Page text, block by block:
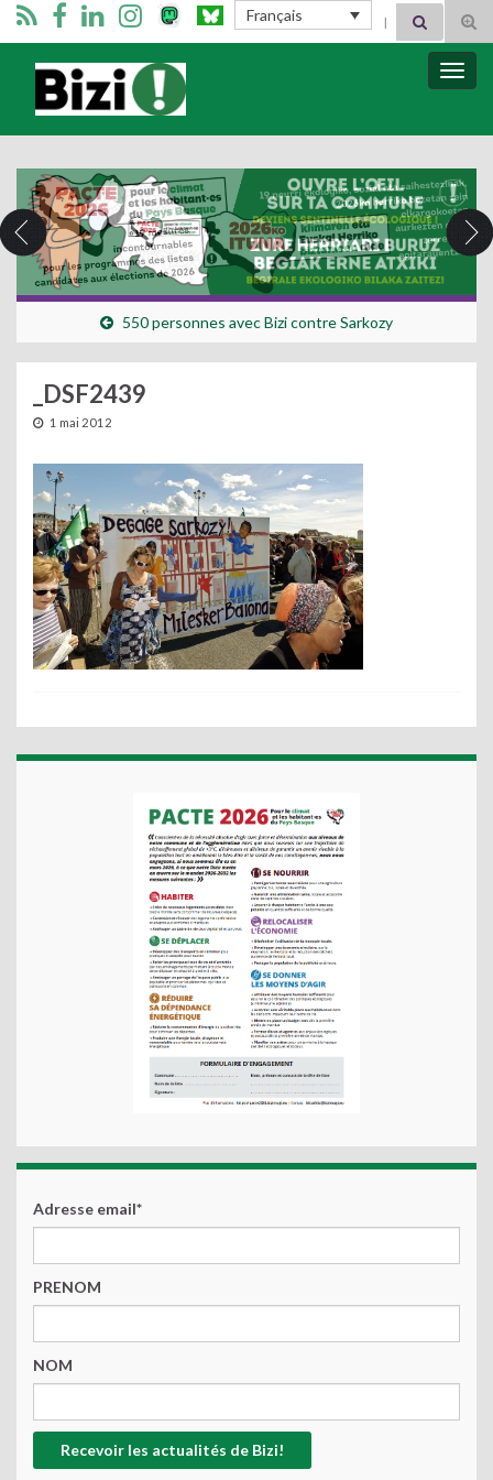
Français Search for:
Bizimugi
550 personnes avec Bizi contre Sarkozy
_DSF2439
1 mai 2012
Adresse email*
PRENOM
NOM